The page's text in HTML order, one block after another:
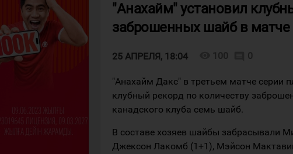
"Анахайм" установил
заброшенных шайб в матче
25 АПРЕЛЯ, 18:04 100 0
"Анахайм Дакс" в третьем матче серии
клубный рекорд по количеству
канадского клуба семь шайб.
В составе хозяев шайбы забрасывали
Джексон Лакомб (1+1), Мэйсон